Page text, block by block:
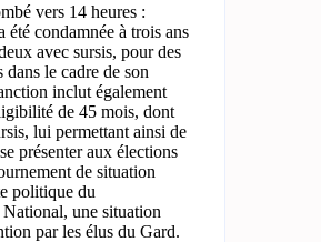
vers 14 heures :
été condamnée à trois ans
avec sursis, pour des
dans le cadre de son
inclut également
de 45 mois, dont
lui permettant ainsi de
présenter aux élections
de situation
politique du
National, une situation
par les élus du Gard.